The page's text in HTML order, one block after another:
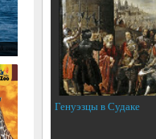
Генуэзцы в Судаке